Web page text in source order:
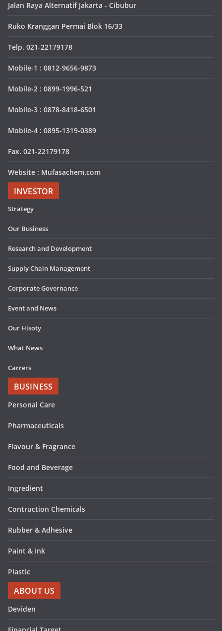
Jalan Raya Alternatif Jakarta - Cibubur
Ruko Kranggan Permai Blok 16/33
Telp. 021-22179178
Mobile-1 : 0812-9656-9873
Mobile-2 : 0899-1996-521
Mobile-3 : 0878-8418-6501
Mobile-4 : 0895-1319-0389
Fax. 021-22179178
Website : Mufasachem.com
INVESTOR
Strategy
Our Business
Research and Development
Supply Chain Management
Corporate Governance
Event and News
Our Hisoty
What News
Carrers
BUSINESS
Personal Care
Pharmaceuticals
Flavour & Fragrance
Food and Beverage
Ingredient
Contruction Chemicals
Rubber & Adhesive
Paint & Ink
Plastic
ABOUT US
Deviden